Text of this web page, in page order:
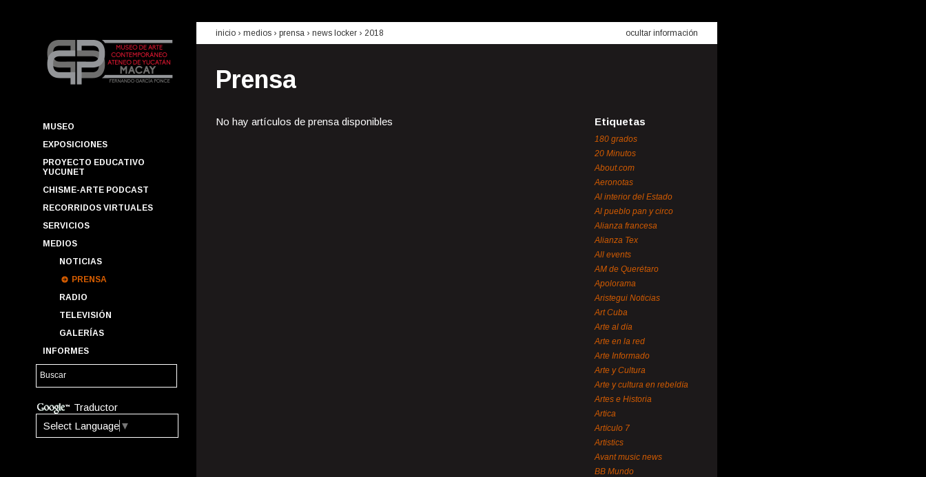
MUSEO
EXPOSICIONES
PROYECTO EDUCATIVO
YUCUNET
CHISME-ARTE PODCAST
RECORRIDOS VIRTUALES
SERVICIOS
MEDIOS
NOTICIAS
PRENSA
RADIO
TELEVISIÓN
GALERÍAS
INFORMES
Traductor
Select Language ▼
inicio › medios › prensa › news locker › 2018 ocultar información
Prensa
No hay artículos de prensa disponibles Etiquetas
180 grados
20 Minutos
About.com
Aeronotas
Al interior del Estado
Al pueblo pan y circo
Alianza francesa
Alianza Tex
All events
AM de Querétaro
Apolorama
Aristegui Noticias
Art Cuba
Arte al día
Arte en la red
Arte Informado
Arte y Cultura
Arte y cultura en rebeldía
Artes e Historia
Artica
Artículo 7
Artistics
Avant music news
BB Mundo